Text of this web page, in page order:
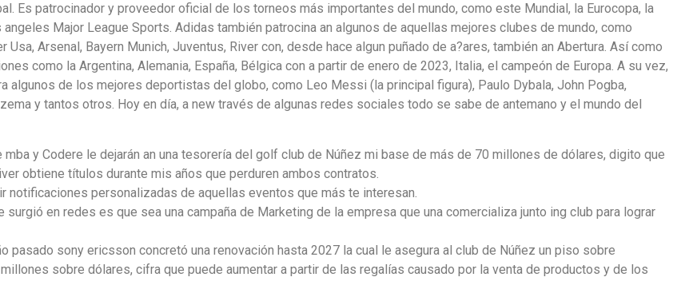
Es patrocinador y proveedor oficial de los torneos más importantes del mundo, como este Mundial, la Eurocopa, la
angeles Major League Sports. Adidas también patrocina an algunos de aquellas mejores clubes de mundo, como
Usa, Arsenal, Bayern Munich, Juventus, River con, desde hace algun puñado de a?ares, también an Abertura. Así como
como la Argentina, Alemania, España, Bélgica con a partir de enero de 2023, Italia, el campeón de Europa. A su vez,
algunos de los mejores deportistas del globo, como Leo Messi (la principal figura), Paulo Dybala, John Pogba,
y tantos otros. Hoy en día, a new través de algunas redes sociales todo se sabe de antemano y el mundo del
mba y Codere le dejarán an una tesorería del golf club de Núñez mi base de más de 70 millones de dólares, digito que
obtiene títulos durante mis años que perduren ambos contratos.
notificaciones personalizadas de aquellas eventos que más te interesan.
surgió en redes es que sea una campaña de Marketing de la empresa que una comercializa junto ing club para lograr
pasado sony ericsson concretó una renovación hasta 2027 la cual le asegura al club de Núñez un piso sobre
sobre dólares, cifra que puede aumentar a partir de las regalías causado por la venta de productos y de los